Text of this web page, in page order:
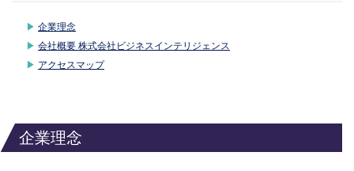
企業理念
会社概要 株式会社ビジネスインテリジェンス
アクセスマップ
企業理念